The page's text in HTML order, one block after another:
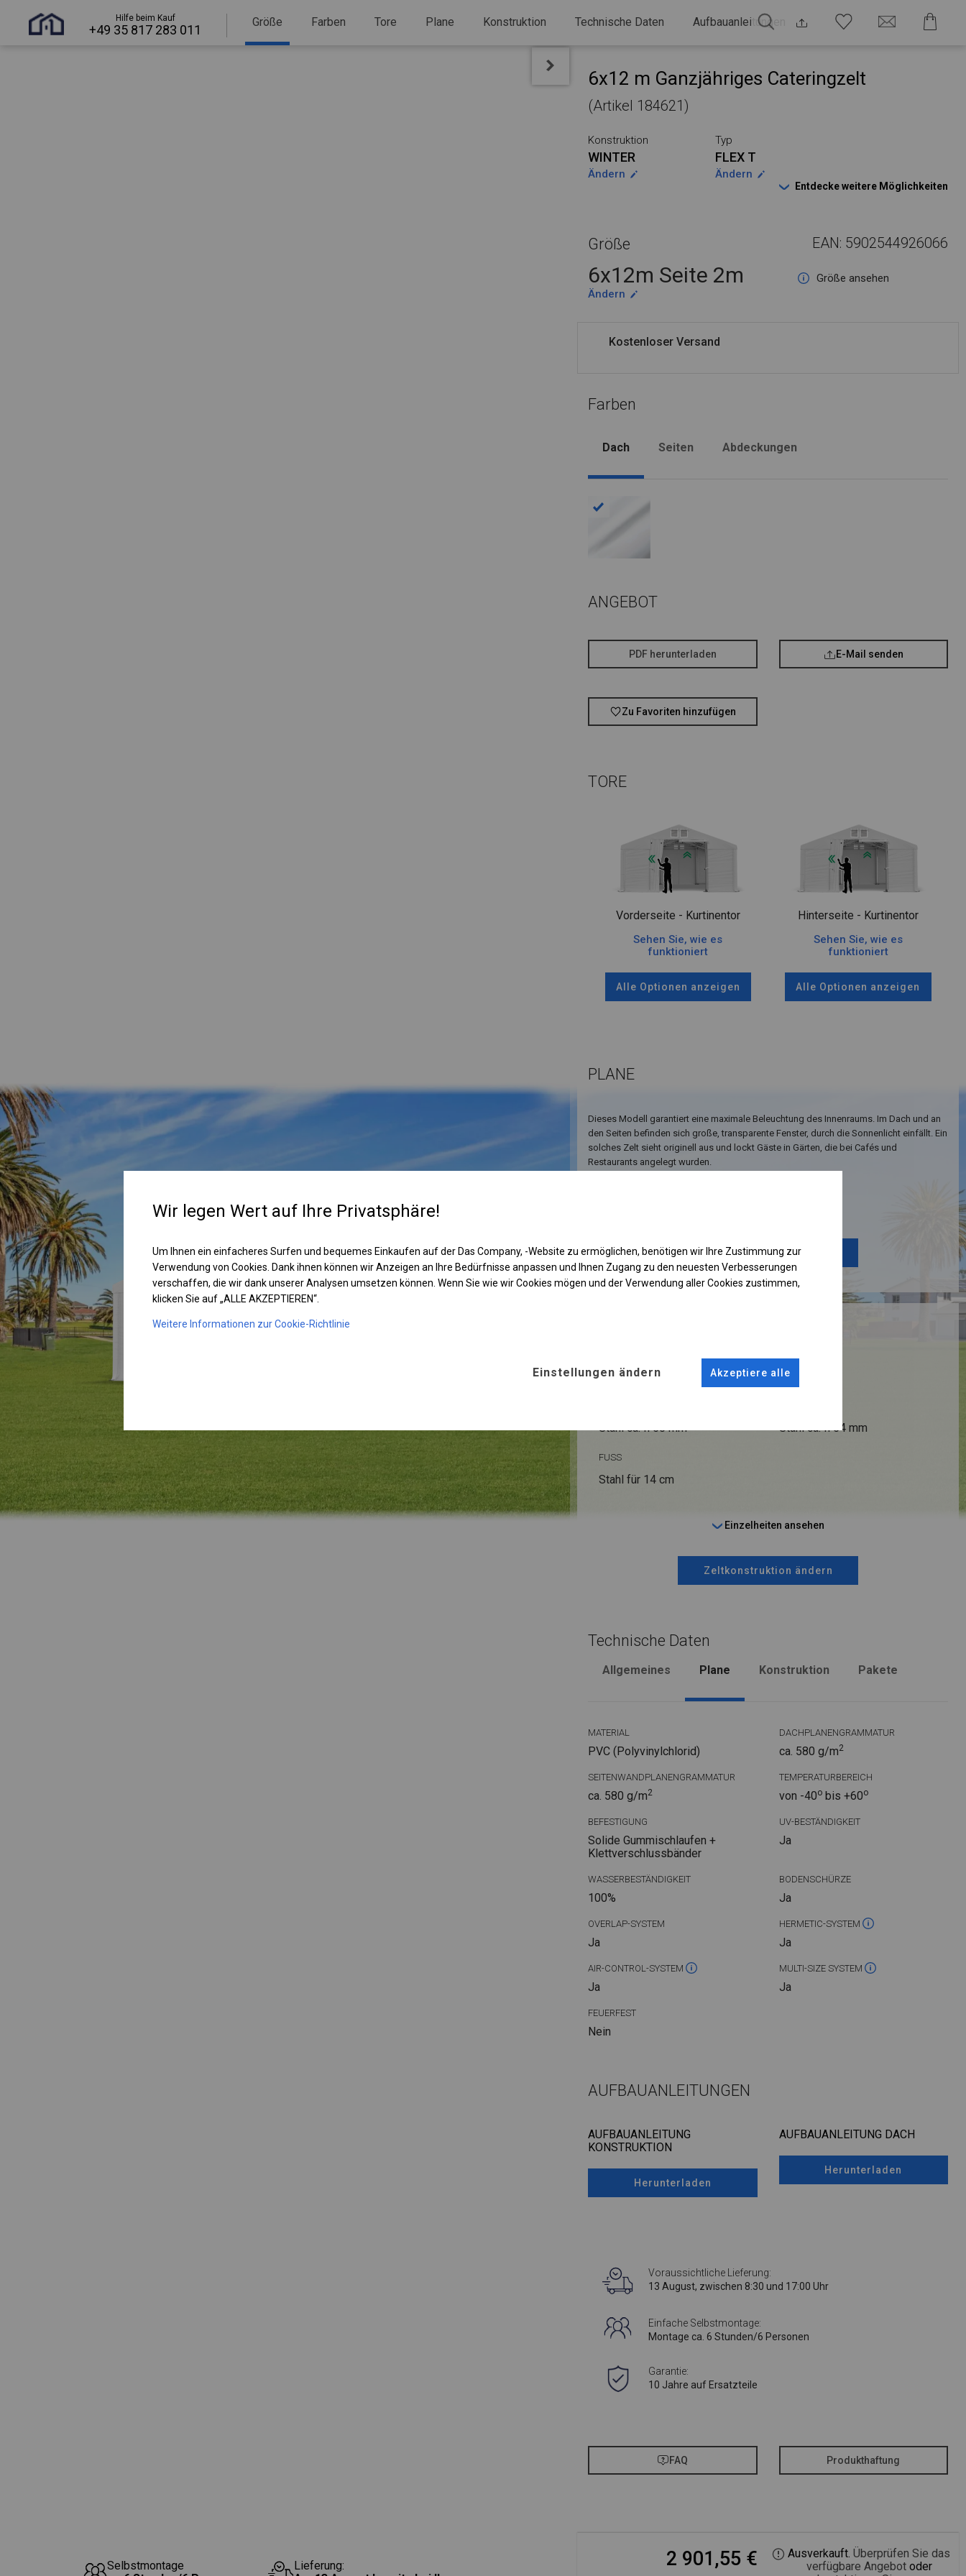
Hilfe beim Kauf
+49 35 817 283 011
Größe Farben Tore Plane Konstruktion Technische Daten Aufbauanleitungen
Selbstmontage
Lieferung:
6x12 m Ganzjähriges Cateringzelt
(Artikel 184621)
Konstruktion
WINTER
Ändern
Typ
FLEX T
Ändern
Entdecke weitere Möglichkeiten
Größe EAN: 5902544926066
6x12m Seite 2m
Größe ansehen
Ändern
Kostenloser Versand
Farben
Dach Seiten Abdeckungen
ANGEBOT
PDF herunterladen E-Mail senden
Zu Favoriten hinzufügen
TORE
Vorderseite - Kurtinentor
Sehen Sie, wie es
funktioniert
Alle Optionen anzeigen
Hinterseite - Kurtinentor
Sehen Sie, wie es
funktioniert
Alle Optionen anzeigen
PLANE
Dieses Modell garantiert eine maximale Beleuchtung des Innenraums. Im Dach und an
den Seiten befinden sich große, transparente Fenster, durch die Sonnenlicht einfällt. Ein
solches Zelt sieht originell aus und lockt Gäste in Gärten, die bei Cafés und
Restaurants angelegt wurden.
Plane ändern
Stahl ca.fi 50 mm Stahl ca.fi 54 mm
FUSS
Stahl für 14 cm
Einzelheiten ansehen
Zeltkonstruktion ändern
Technische Daten
Allgemeines Plane Konstruktion Pakete
MATERIAL
PVC (Polyvinylchlorid)
DACHPLANENGRAMMATUR
ca. 580 g/m2
SEITENWANDPLANENGRAMMATUR
ca. 580 g/m2
TEMPERATURBEREICH
von -40obis +60o
BEFESTIGUNG
Solide Gummischlaufen +
Klettverschlussbänder
UV-BESTÄNDIGKEIT
Ja
WASSERBESTÄNDIGKEIT
100%
BODENSCHÜRZE
Ja
OVERLAP-SYSTEM
Ja
HERMETIC-SYSTEM
Ja
AIR-CONTROL-SYSTEM
Ja
MULTI-SIZE SYSTEM
Ja
FEUERFEST
Nein
AUFBAUANLEITUNGEN
AUFBAUANLEITUNG
KONSTRUKTION
Herunterladen
AUFBAUANLEITUNG DACH
Herunterladen
Voraussichtliche Lieferung:
13 August, zwischen 8:30 und 17:00 Uhr
Einfache Selbstmontage:
Montage ca. 6 Stunden/6 Personen
Garantie:
10 Jahre auf Ersatzteile
FAQ Produkthaftung
2 901,55 € Ausverkauft.Überprüfen Sie das
verfügbare Angebotoder
Wir legen Wert auf Ihre Privatsphäre!
Um Ihnen ein einfacheres Surfen und bequemes Einkaufen auf der Das Company, -Website zu ermöglichen, benötigen wir Ihre Zustimmung zur
Verwendung von Cookies. Dank ihnen können wir Anzeigen an Ihre Bedürfnisse anpassen und Ihnen Zugang zu den neuesten Verbesserungen
verschaffen, die wir dank unserer Analysen umsetzen können. Wenn Sie wie wir Cookies mögen und der Verwendung aller Cookies zustimmen,
klicken Sie auf „ALLE AKZEPTIEREN“.
Weitere Informationen zur Cookie-Richtlinie
Einstellungen ändern Akzeptiere alle